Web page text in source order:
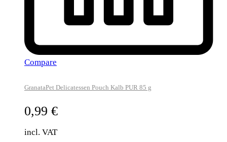
Compare
GranataPet Delicatessen Pouch Kalb PUR 85 g
0,99 €
incl. VAT